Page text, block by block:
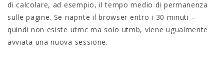
di calcolare, ad esempio, il tempo medio di permanenza
sulle pagine. Se riaprite il browser entro i 30 minuti –
quindi non esiste utmc ma solo utmb, viene ugualmente
avviata una nuova sessione.